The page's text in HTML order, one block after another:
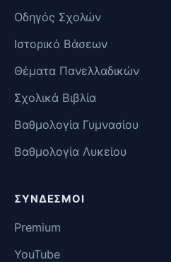
Οδηγός Σχολών
Ιστορικό Βάσεων
Θέματα Πανελλαδικών
Σχολικά Βιβλία
Βαθμολογία Γυμνασίου
Βαθμολογία Λυκείου
ΣΎΝΔΕΣΜΟΙ
Premium
YouTube